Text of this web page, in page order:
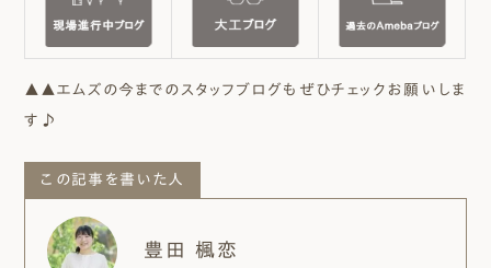
▲▲エムズの今までのスタッフブログもぜひチェックお願いしま
す♪
この記事を書いた人
豊田 楓恋